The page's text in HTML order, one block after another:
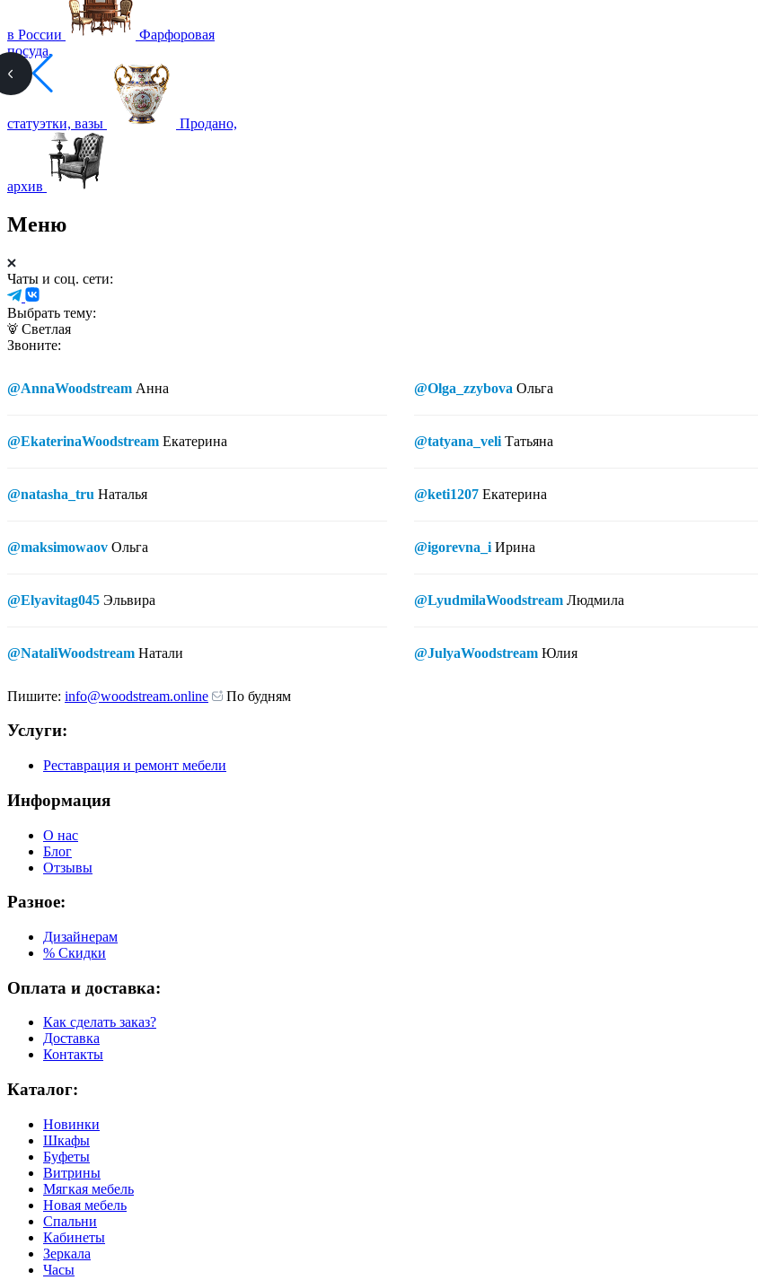
в России
Фарфоровая
посуда,
статуэтки, вазы Продано,
архив
Меню
Чаты и соц. сети:
Выбрать тему:
Светлая
Звоните:
@AnnaWoodstream Анна
@EkaterinaWoodstream Екатерина
@natasha_tru Наталья
@maksimowaov Ольга
@Elyavitag045 Эльвира
@NataliWoodstream Натали
@Olga_zzybova Ольга
@tatyana_veli Татьяна
@keti1207 Екатерина
@igorevna_i Ирина
@LyudmilaWoodstream Людмила
@JulyaWoodstream Юлия
Пишите: info@woodstream.online По будням
Услуги:
Реставрация и ремонт мебели
Информация
О нас
Блог
Отзывы
Разное:
Дизайнерам
% Скидки
Оплата и доставка:
Как сделать заказ?
Доставка
Контакты
Каталог:
Новинки
Шкафы
Буфеты
Витрины
Мягкая мебель
Новая мебель
Спальни
Кабинеты
Зеркала
Часы